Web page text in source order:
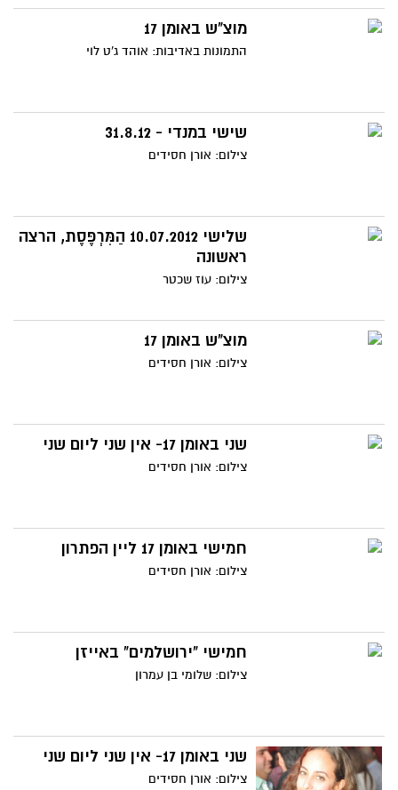
מוצ"ש באומן 17
התמונות באדיבות: אוהד ג'ט לוי
שישי במנדי - 31.8.12
צילום: אורן חסידים
שלישי 10.07.2012 הַמִּרְפֶּסֶת, הרצה
ראשונה
צילום: עוז שכטר
מוצ"ש באומן 17
צילום: אורן חסידים
שני באומן 17- אין שני ליום שני
צילום: אורן חסידים
חמישי באומן 17 ליין הפתרון
צילום: אורן חסידים
חמישי "ירושלמים" באייזן
צילום: שלומי בן עמרון
שני באומן 17- אין שני ליום שני
צילום: אורן חסידים